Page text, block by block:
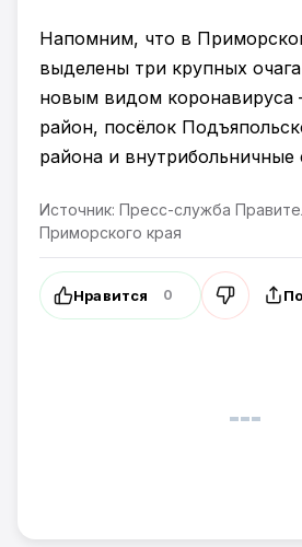
Напомним, что в
выделены три крупных
новым видом коронавируса
район, посёлок
района и внутрибольничные
Источник: Пресс-служба
Приморского края
Нравится 0